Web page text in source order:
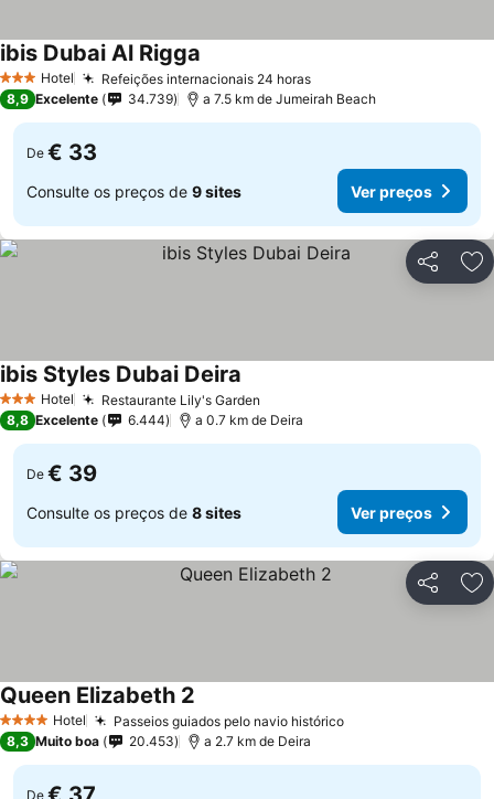
3 EstrelasHotel Refeições internacionais 24 horas
ibis Dubai Al Rigga
8,9 Excelente 34.739 a 7.5 km de Jumeirah Beach
De € 33
Consulte os preços de 9 sites Ver preços
Partilhar
3 EstrelasHotel Restaurante Lily's Garden
ibis Styles Dubai Deira
8,8 Excelente 6.444 a 0.7 km de Deira
De € 39
Consulte os preços de 8 sites Ver preços
Partilhar
4 EstrelasHotel Passeios guiados pelo navio histórico
Queen Elizabeth 2
8,3 Muito boa 20.453 a 2.7 km de Deira
De